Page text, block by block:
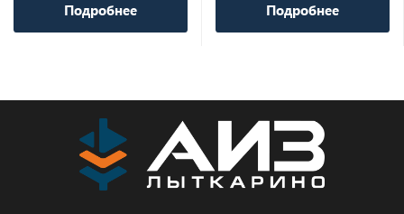
Подробнее Подробнее